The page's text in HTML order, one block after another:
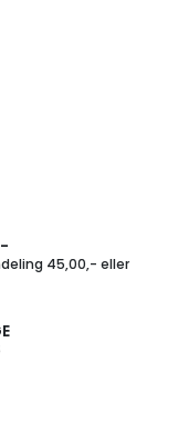
45,00,- eller